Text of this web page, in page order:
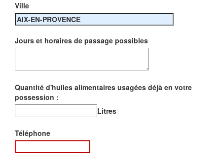
Ville
Jours et horaires de passage possibles
Quantité d'huiles alimentaires usagées déjà en votre
possession :
Litres
Téléphone